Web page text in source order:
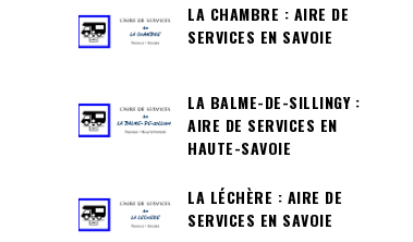
LA CHAMBRE : AIRE DE
SERVICES EN SAVOIE
LA BALME-DE-SILLINGY :
AIRE DE SERVICES EN
HAUTE-SAVOIE
LA LÉCHÈRE : AIRE DE
SERVICES EN SAVOIE